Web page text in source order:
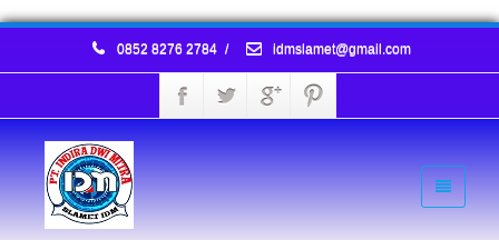
0852 8276 2784 / idmslamet@gmail.com